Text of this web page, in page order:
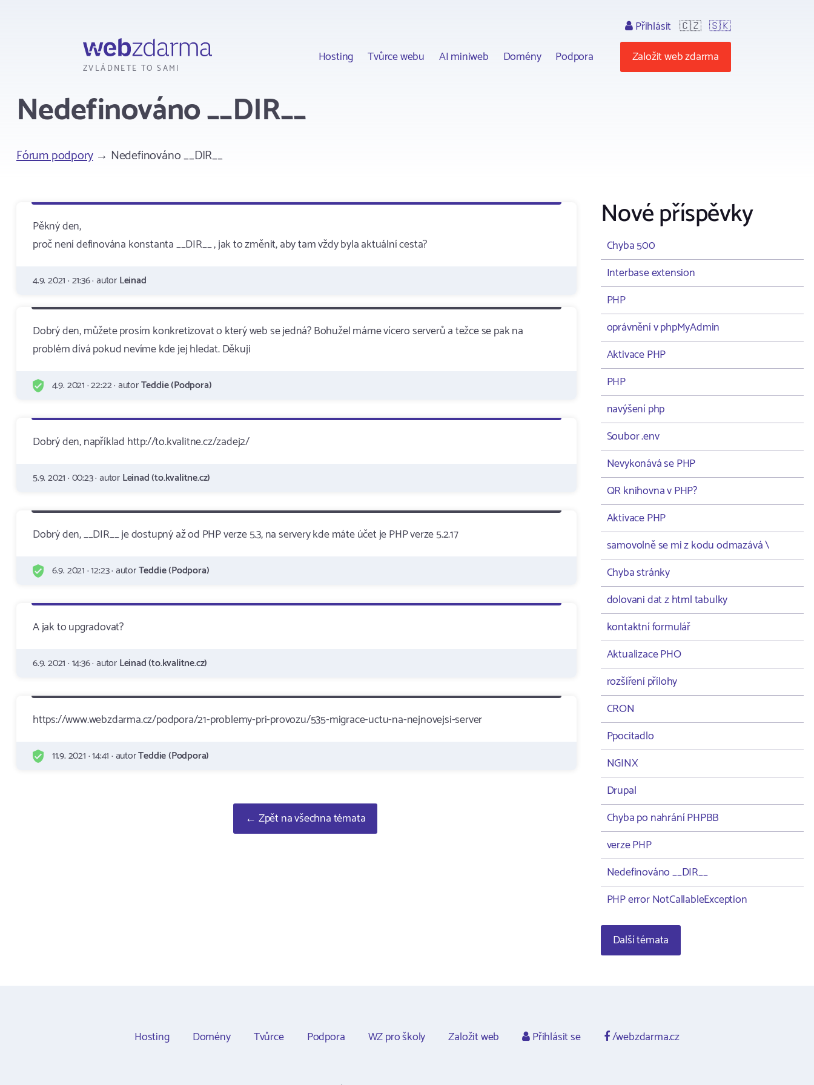
ZVLÁDNETE TO SAMI
Hosting Tvůrce webu AI miniweb Domény Podpora
Přihlásit 🇨🇿 🇸🇰
Založit web zdarma
Nedefinováno __DIR__
Fórum podpory→ Nedefinováno __DIR__
Pěkný den,
proč není definována konstanta __DIR__ , jak to změnit, aby tam vždy byla aktuální cesta?
4.9. 2021 · 21:36 · autorLeinad
Dobrý den, můžete prosím konkretizovat o který web se jedná? Bohužel máme vícero serverů a težce se pak na
problém dívá pokud nevíme kde jej hledat. Děkuji
4.9. 2021 · 22:22 · autorTeddie (Podpora)
Dobrý den, například http://to.kvalitne.cz/zadej2/
5.9. 2021 · 00:23 · autorLeinad (to.kvalitne.cz)
Dobrý den, __DIR__ je dostupný až od PHP verze 5.3, na servery kde máte účet je PHP verze 5.2.17
6.9. 2021 · 12:23 · autorTeddie (Podpora)
A jak to upgradovat?
6.9. 2021 · 14:36 · autorLeinad (to.kvalitne.cz)
https://www.webzdarma.cz/podpora/21-problemy-pri-provozu/535-migrace-uctu-na-nejnovejsi-server
11.9. 2021 · 14:41 · autorTeddie (Podpora)
← Zpět na všechna témata
Nové příspěvky
Chyba 500
Interbase extension
PHP
oprávnění v phpMyAdmin
Aktivace PHP
PHP
navýšení php
Soubor .env
Nevykonává se PHP
QR knihovna v PHP?
Aktivace PHP
samovolně se mi z kodu odmazává \
Chyba stránky
dolovani dat z html tabulky
kontaktní formulář
Aktualizace PHO
rozšíření přílohy
CRON
Ppocitadlo
NGINX
Drupal
Chyba po nahrání PHPBB
verze PHP
Nedefinováno __DIR__
PHP error NotCallableException
Další témata
Hosting Domény Tvůrce Podpora WZ pro školy Založit web Přihlásit se /webzdarma.cz